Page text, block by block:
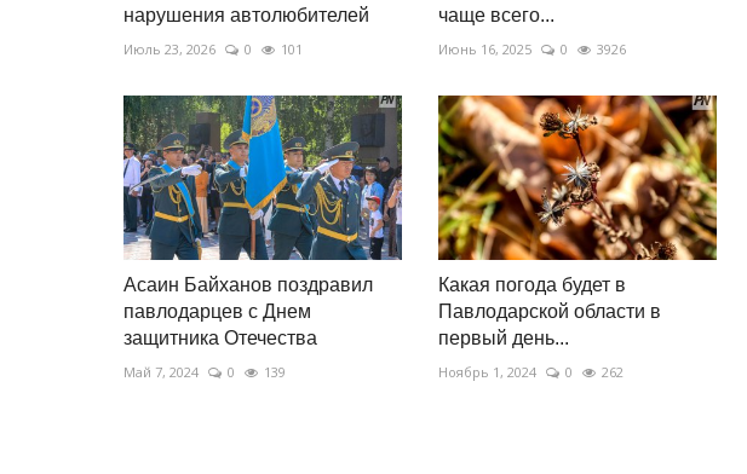
нарушения автолюбителей
Июль 23, 2026 0 101
чаще всего...
Июнь 16, 2025 0 3926
Асаин Байханов поздравил
павлодарцев с Днем
защитника Отечества
Май 7, 2024 0 139
Какая погода будет в
Павлодарской области в
первый день...
Ноябрь 1, 2024 0 262